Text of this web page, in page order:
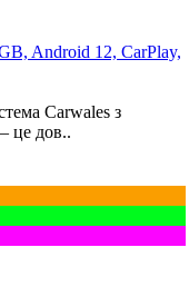
Android 12, CarPlay,
Carwales з
це дов..